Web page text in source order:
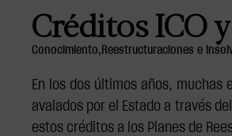
Créditos ICO
Conocimiento, Reestructuraciones e
En los dos últimos años,
avalados por el Estado a través
estos créditos a los Planes de